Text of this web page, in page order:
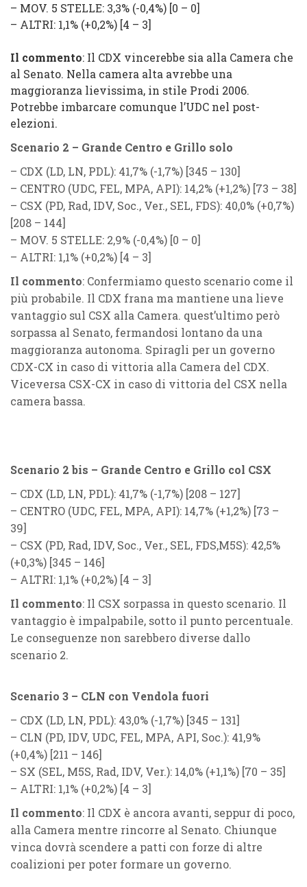
– MOV. 5 STELLE: 3,3% (-0,4%) [0 – 0]
– ALTRI: 1,1% (+0,2%) [4 – 3]
Il commento: Il CDX vincerebbe sia alla Camera che
al Senato. Nella camera alta avrebbe una
maggioranza lievissima, in stile Prodi 2006.
Potrebbe imbarcare comunque l’UDC nel post-
elezioni.
Scenario 2 – Grande Centro e Grillo solo
– CDX (LD, LN, PDL): 41,7% (-1,7%) [345 – 130]
– CENTRO (UDC, FEL, MPA, API): 14,2% (+1,2%) [73 – 38]
– CSX (PD, Rad, IDV, Soc., Ver., SEL, FDS): 40,0% (+0,7%)
[208 – 144]
– MOV. 5 STELLE: 2,9% (-0,4%) [0 – 0]
– ALTRI: 1,1% (+0,2%) [4 – 3]
Il commento: Confermiamo questo scenario come il
più probabile. Il CDX frana ma mantiene una lieve
vantaggio sul CSX alla Camera. quest’ultimo però
sorpassa al Senato, fermandosi lontano da una
maggioranza autonoma. Spiragli per un governo
CDX-CX in caso di vittoria alla Camera del CDX.
Viceversa CSX-CX in caso di vittoria del CSX nella
camera bassa.
Scenario 2 bis – Grande Centro e Grillo col CSX
– CDX (LD, LN, PDL): 41,7% (-1,7%) [208 – 127]
– CENTRO (UDC, FEL, MPA, API): 14,7% (+1,2%) [73 –
39]
– CSX (PD, Rad, IDV, Soc., Ver., SEL, FDS,M5S): 42,5%
(+0,3%) [345 – 146]
– ALTRI: 1,1% (+0,2%) [4 – 3]
Il commento: Il CSX sorpassa in questo scenario. Il
vantaggio è impalpabile, sotto il punto percentuale.
Le conseguenze non sarebbero diverse dallo
scenario 2.
Scenario 3 – CLN con Vendola fuori
– CDX (LD, LN, PDL): 43,0% (-1,7%) [345 – 131]
– CLN (PD, IDV, UDC, FEL, MPA, API, Soc.): 41,9%
(+0,4%) [211 – 146]
– SX (SEL, M5S, Rad, IDV, Ver.): 14,0% (+1,1%) [70 – 35]
– ALTRI: 1,1% (+0,2%) [4 – 3]
Il commento: Il CDX è ancora avanti, seppur di poco,
alla Camera mentre rincorre al Senato. Chiunque
vinca dovrà scendere a patti con forze di altre
coalizioni per poter formare un governo.